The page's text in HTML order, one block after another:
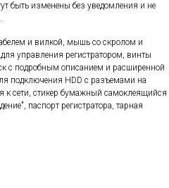
быть изменены без уведомления и не
и вилкой, мышь со скролом и
управления регистратором, винты
с подробным описанием и расширенной
подключения HDD с разъемами на
к сети, стикер бумажный самоклеящийся
паспорт регистратора, тарная